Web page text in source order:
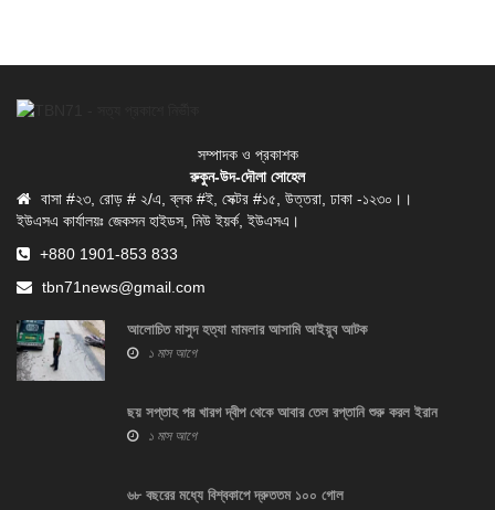
সম্পাদক ও প্রকাশক
রুকুন-উদ-দৌলা সোহেল
বাসা #২৩, রোড় # ২/এ, ব্লক #ই, সেক্টর #১৫, উত্তরা, ঢাকা -১২৩০।।
ইউএসএ কার্যালয়ঃ জেকসন হাইডস, নিউ ইয়র্ক, ইউএসএ।
+880 1901-853 833
tbn71news@gmail.com
আলোচিত মাসুদ হত্যা মামলার আসামি আইয়ুব আটক
১ মাস আগে
ছয় সপ্তাহ পর খারগ দ্বীপ থেকে আবার তেল রপ্তানি শুরু করল ইরান
১ মাস আগে
৬৮ বছরের মধ্যে বিশ্বকাপে দ্রুততম ১০০ গোল